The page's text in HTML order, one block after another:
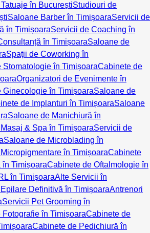
în BucureștiStudiouri de
Saloane Barber în TimișoaraServicii de
în TimișoaraServicii de Coaching în
în TimișoaraSaloane de
Spații de Coworking în
Stomatologie în TimișoaraCabinete de
Organizatori de Evenimente în
Ginecologie în TimișoaraSaloane de
de Implanturi în TimișoaraSaloane
Saloane de Manichiură în
& Spa în TimișoaraServicii de
Saloane de Microblading în
în TimișoaraCabinete
TimișoaraCabinete de Oftalmologie în
în TimișoaraAlte Servicii în
Definitivă în TimișoaraAntrenori
Servicii Pet Grooming în
Fotografie în TimișoaraCabinete de
Cabinete de Pedichiură în